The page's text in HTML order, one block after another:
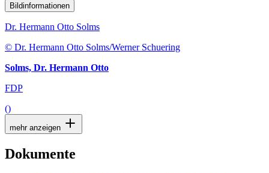
Bildinformationen
Dr. Hermann Otto Solms
© Dr. Hermann Otto Solms/Werner Schuering
Solms, Dr. Hermann Otto
FDP
()
mehr anzeigen
Dokumente